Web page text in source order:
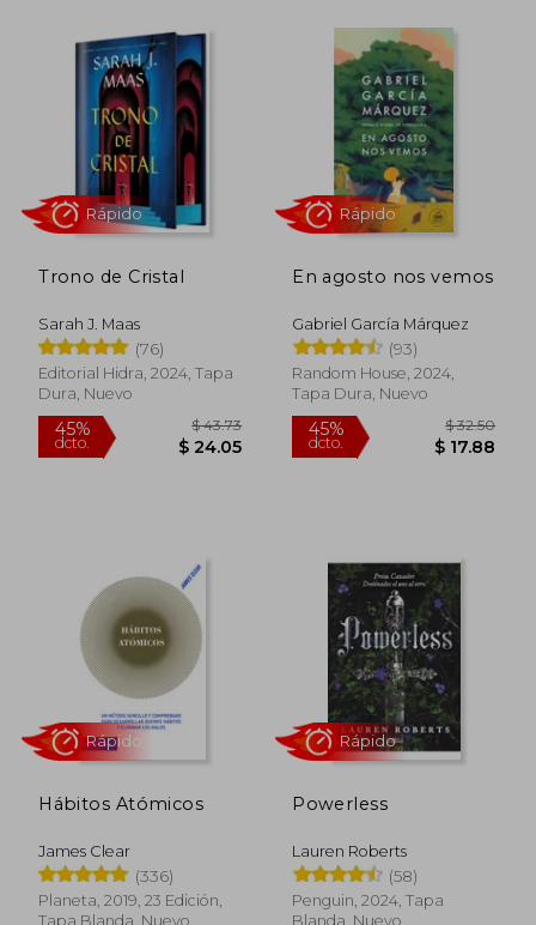
dcto.
45%
dcto. $
Rápido
Trono de Cristal
Sarah J. Maas
(76)
Editorial Hidra, 2024, Tapa
Dura, Nuevo
45%
dcto.
Rápido
En agosto nos vemos
Gabriel García Márquez
(93)
Random House, 2024,
Tapa Dura, Nuevo
45%
dcto.
Rápido
Hábitos Atómicos
James Clear
(336)
Planeta, 2019, 23 Edición,
Tapa Blanda, Nuevo
Powerless
Lauren Roberts
(58)
Penguin, 2024, Tapa
Blanda, Nuevo